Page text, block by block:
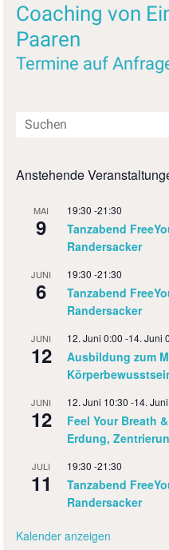
Coaching von
Paaren
Termine auf
Anstehende
MAI
9
19:30 -21:30
Tanzabend
Randersacker
JUNI
6
19:30 -21:30
Tanzabend
Randersacker
JUNI
12
12. Juni 0:00 -14. Juni
Ausbildung zum
JUNI
12
12. Juni 10:30 -14.
Feel Your Breath
Erdung,
JULI
11
19:30 -21:30
Tanzabend
Randersacker
Kalender anzeigen